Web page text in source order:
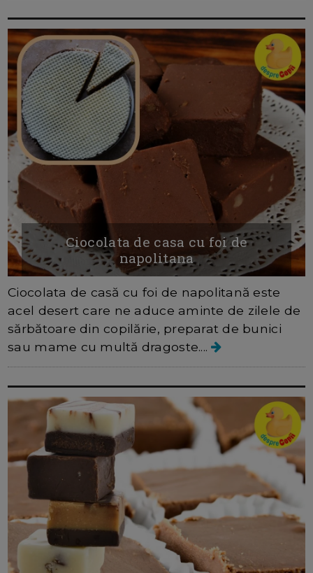
Ciocolata de casa cu foi de
napolitana
Ciocolata de casă cu foi de napolitană este
acel desert care ne aduce aminte de zilele de
sărbătoare din copilărie, preparat de bunici
sau mame cu multă dragoste....